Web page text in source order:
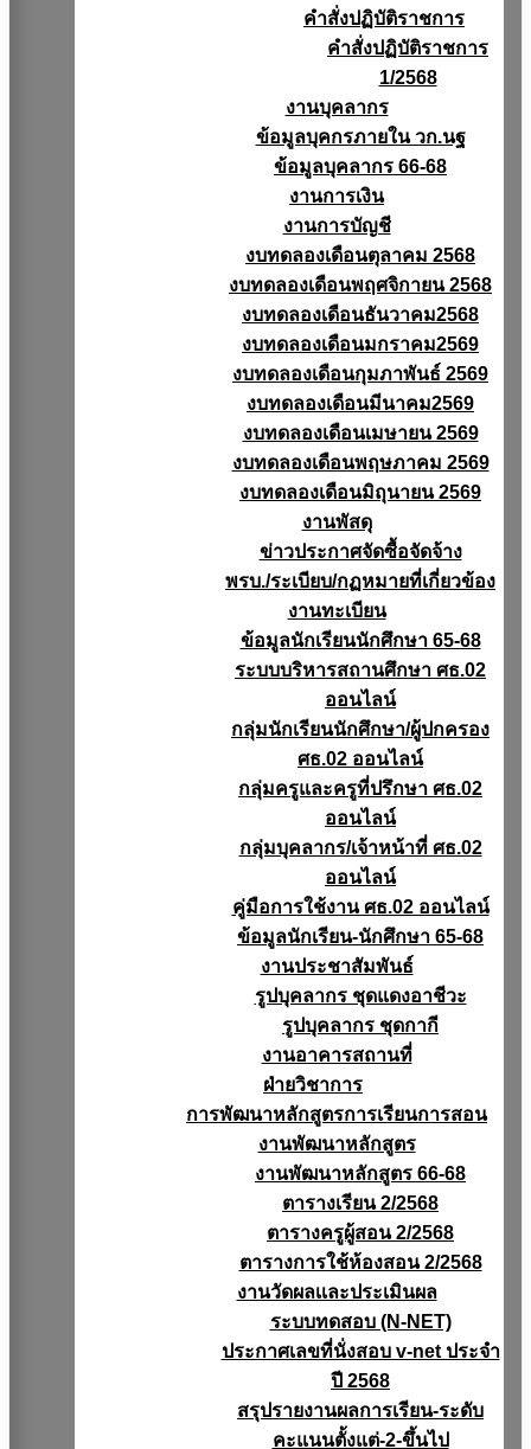
คำสั่งปฏิบัติราชการ
คำสั่งปฏิบัติราชการ
1/2568
งานบุคลากร
ข้อมูลบุคกรภายใน วก.นฐ
ข้อมูลบุคลากร 66-68
งานการเงิน
งานการบัญชี
งบทดลองเดือนตุลาคม 2568
งบทดลองเดือนพฤศจิกายน 2568
งบทดลองเดือนธันวาคม2568
งบทดลองเดือนมกราคม2569
งบทดลองเดือนกุมภาพันธ์ 2569
งบทดลองเดือนมีนาคม2569
งบทดลองเดือนเมษายน 2569
งบทดลองเดือนพฤษภาคม 2569
งบทดลองเดือนมิถุนายน 2569
งานพัสดุ
ข่าวประกาศจัดซื้อจัดจ้าง
พรบ./ระเบียบ/กฏหมายที่เกี่ยวข้อง
งานทะเบียน
ข้อมูลนักเรียนนักศึกษา 65-68
ระบบบริหารสถานศึกษา ศธ.02
ออนไลน์
กลุ่มนักเรียนนักศึกษา/ผู้ปกครอง
ศธ.02 ออนไลน์
กลุ่มครูและครูที่ปรึกษา ศธ.02
ออนไลน์
กลุ่มบุคลากร/เจ้าหน้าที่ ศธ.02
ออนไลน์
คู่มือการใช้งาน ศธ.02 ออนไลน์
ข้อมูลนักเรียน-นักศึกษา 65-68
งานประชาสัมพันธ์
รูปบุคลากร ชุดแดงอาชีวะ
รูปบุคลากร ชุดกากี
งานอาคารสถานที่
ฝ่ายวิชาการ
การพัฒนาหลักสูตรการเรียนการสอน
งานพัฒนาหลักสูตร
งานพัฒนาหลักสูตร 66-68
ตารางเรียน 2/2568
ตารางครูผู้สอน 2/2568
ตารางการใช้ห้องสอน 2/2568
งานวัดผลเเละประเมินผล
ระบบทดสอบ (N-NET)
ประกาศเลขที่นั่งสอบ v-net ประจำ
ปี 2568
สรุปรายงานผลการเรียน-ระดับ
คะแนนตั้งแต่-2-ขึ้นไป